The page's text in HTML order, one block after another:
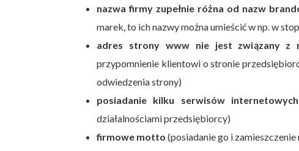
nazwa firmy zupełnie różna od nazw
marek, to ich nazwy można umieścić w np. w
adres strony www nie jest związany z
przypomnienie klientowi o stronie
odwiedzenia strony)
posiadanie kilku serwisów internetowych
działalnościami przedsiębiorcy)
firmowe motto (posiadanie go i